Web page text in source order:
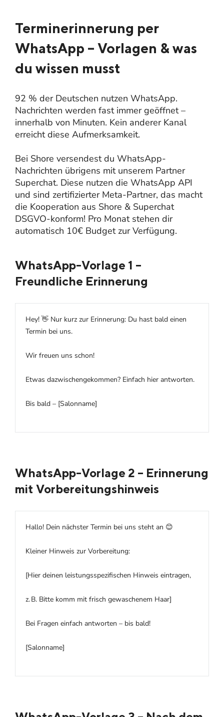
Terminerinnerung per
WhatsApp – Vorlagen & was
du wissen musst
92 % der Deutschen nutzen WhatsApp.
Nachrichten werden fast immer geöffnet –
innerhalb von Minuten. Kein anderer Kanal
erreicht diese Aufmerksamkeit.
Bei Shore versendest du WhatsApp-
Nachrichten übrigens mit unserem Partner
Superchat. Diese nutzen die WhatsApp API
und sind zertifizierter Meta-Partner, das macht
die Kooperation aus Shore & Superchat
DSGVO-konform! Pro Monat stehen dir
automatisch 10€ Budget zur Verfügung.
WhatsApp-Vorlage 1 –
Freundliche Erinnerung
Hey! 👋 Nur kurz zur Erinnerung: Du hast bald einen
Termin bei uns.
Wir freuen uns schon!
Etwas dazwischengekommen? Einfach hier antworten.
Bis bald – [Salonname]
WhatsApp-Vorlage 2 – Erinnerung
mit Vorbereitungshinweis
Hallo! Dein nächster Termin bei uns steht an 😊
Kleiner Hinweis zur Vorbereitung:
[Hier deinen leistungsspezifischen Hinweis eintragen,
z. B. Bitte komm mit frisch gewaschenem Haar]
Bei Fragen einfach antworten – bis bald!
[Salonname]